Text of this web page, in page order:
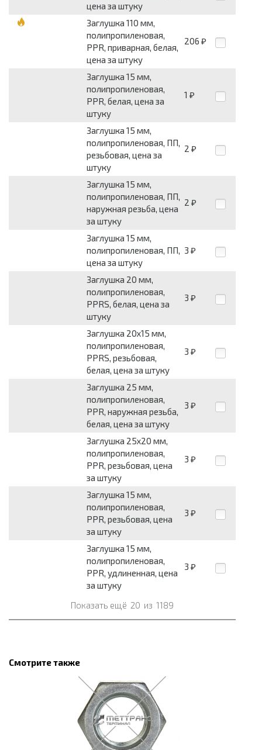
цена за штуку
Заглушка 110 мм,
полипропиленовая,
PPR, приварная, белая,
цена за штуку
206 ₽
Заглушка 15 мм,
полипропиленовая,
PPR, белая, цена за
штуку
1 ₽
Заглушка 15 мм,
полипропиленовая, ПП,
резьбовая, цена за
штуку
2 ₽
Заглушка 15 мм,
полипропиленовая, ПП,
наружная резьба, цена
за штуку
2 ₽
Заглушка 15 мм,
полипропиленовая, ПП,
цена за штуку
3 ₽
Заглушка 20 мм,
полипропиленовая,
PPRS, белая, цена за
штуку
3 ₽
Заглушка 20х15 мм,
полипропиленовая,
PPRS, резьбовая,
белая, цена за штуку
3 ₽
Заглушка 25 мм,
полипропиленовая,
PPR, наружная резьба,
белая, цена за штуку
3 ₽
Заглушка 25х20 мм,
полипропиленовая,
PPR, резьбовая, цена
за штуку
3 ₽
Заглушка 15 мм,
полипропиленовая,
PPR, резьбовая, цена
за штуку
3 ₽
Заглушка 15 мм,
полипропиленовая,
PPR, удлиненная, цена
за штуку
3 ₽
Показать ещё 20 из 1189
Смотрите также